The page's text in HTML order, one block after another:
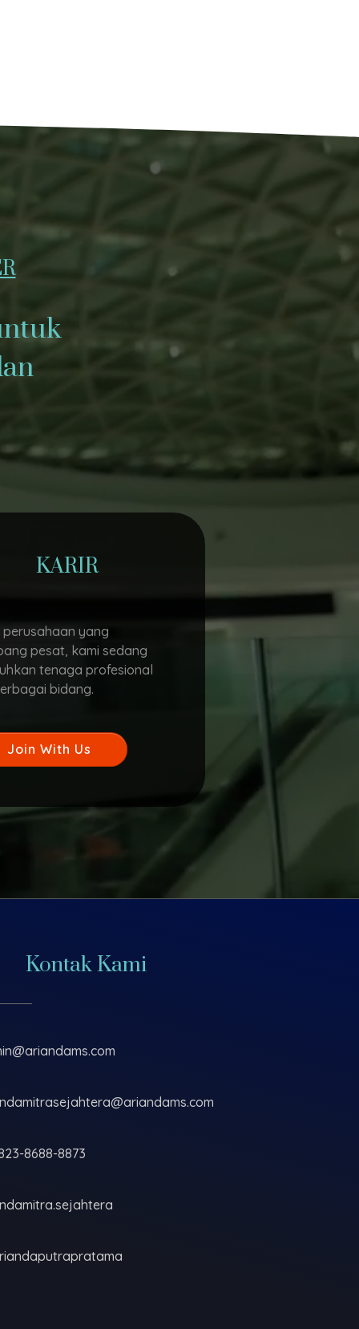
KARIR
perusahaan yang
pesat, kami sedang
tenaga profesional
bidang.
Join With Us
Kontak Kami
8688-8873